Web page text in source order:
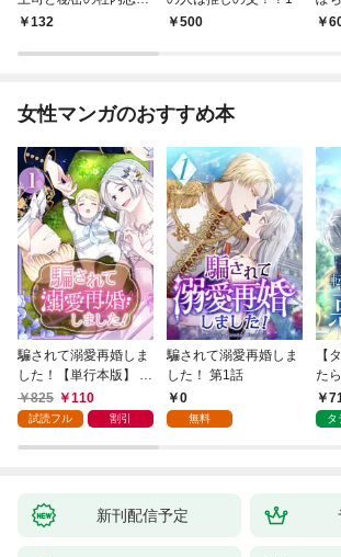
事情1
132
500
な
女性マンガのおすすめ本
騙されて溺愛再婚しま
した！【単行本版】 1
巻825 110
試読フル 割引
騙されて溺愛再婚しま
した！ 第1話
0
無料
【
た
タ
新刊配信予定